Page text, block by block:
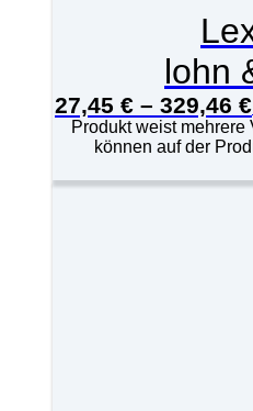
lohn
27,45 € – 329,46 €
Produkt weist mehrere
können auf der